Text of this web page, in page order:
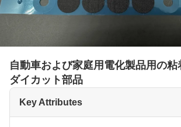
自動車および家庭用電化製品用の
ダイカット部品
Key Attributes